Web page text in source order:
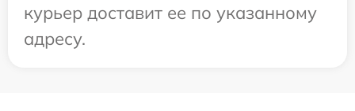
курьер доставит ее по указанному
адресу.